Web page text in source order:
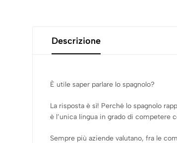
Descrizione
È utile saper parlare lo spagnolo?
La risposta è sì! Perché lo spagnolo
è l’unica lingua in grado di competere
Sempre più aziende valutano, fra le